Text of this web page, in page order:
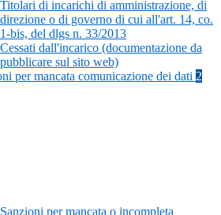
Titolari di incarichi di amministrazione, di
direzione o di governo di cui all'art. 14, co.
1-bis, del dlgs n. 33/2013
Cessati dall'incarico (documentazione da
pubblicare sul sito web)
per mancata comunicazione dei dati 2
Sanzioni per mancata o incompleta